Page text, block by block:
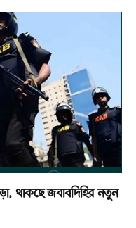
থাকছে জবাবদিহির নতুন